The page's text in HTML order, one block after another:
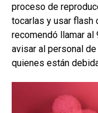
proceso de
tocarlas y usar flash
recomendó llamar al
avisar al personal
quienes están